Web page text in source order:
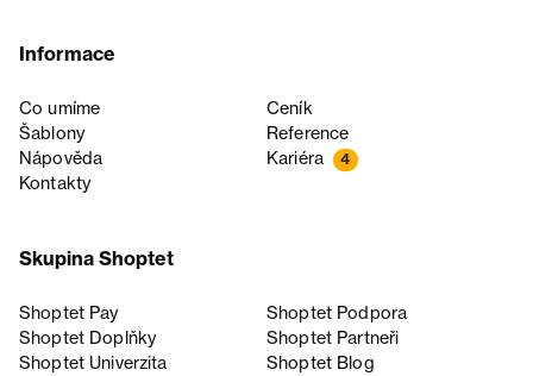
Informace
Co umíme
Ceník
Šablony
Reference
Nápověda
Kariéra 4
Kontakty
Skupina Shoptet
Shoptet Pay
Shoptet Podpora
Shoptet Doplňky
Shoptet Partneři
Shoptet Univerzita
Shoptet Blog